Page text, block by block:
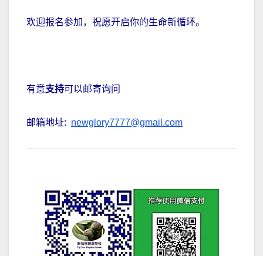
欢迎报名参加，祝愿开启你的生命新循环。
有意支持可以邮寄询问
邮箱地址: newglory7777@gmail.com